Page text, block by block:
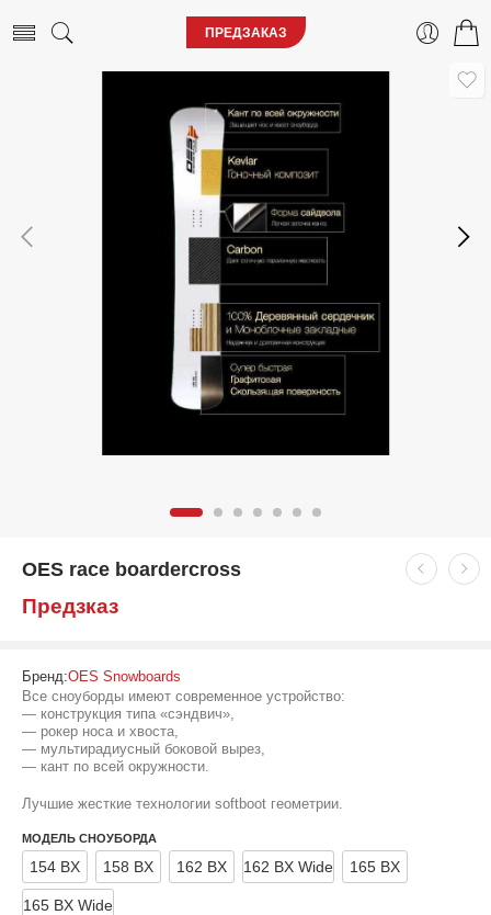
ПРЕДЗАКАЗ
OES race boardercross
Предзказ
Бренд:OES Snowboards
Все сноуборды имеют современное устройство:
— конструкция типа «сэндвич»,
— рокер носа и хвоста,
— мультирадиусный боковой вырез,
— кант по всей окружности.
Лучшие жесткие технологии softboot геометрии.
МОДЕЛЬ СНОУБОРДА
154 BX 158 BX 162 BX 162 BX Wide 165 BX
165 BX Wide